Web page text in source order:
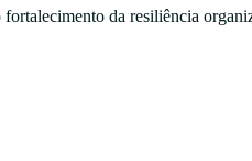
da resiliência